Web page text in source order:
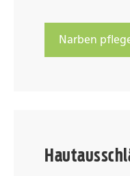
Narben